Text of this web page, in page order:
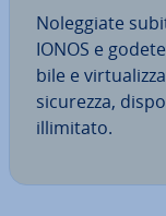
No­leg­gia­te
IONOS e
bi­le e
sicurezza,
il­li­mi­ta­to.